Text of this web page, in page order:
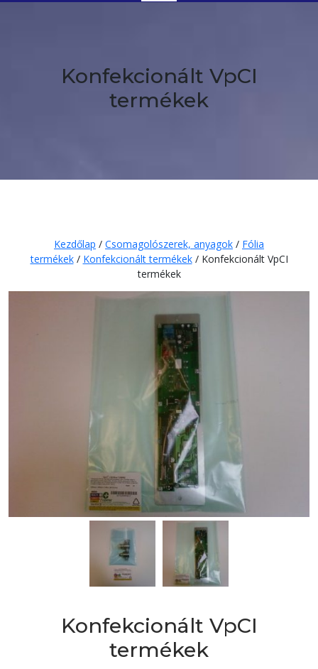
Button
Konfekcionált VpCI
termékek
Kezdőlap / Csomagolószerek, anyagok / Fólia
termékek/ Konfekcionált termékek/ Konfekcionált VpCI
termékek
Konfekcionált VpCI
termékek